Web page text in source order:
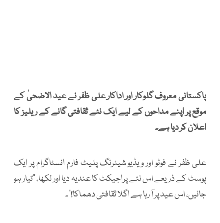
پاکستانی معروف گلوکار اور اداکار علی ظفر نے عید الاضحیٰ کے
موقع پر اپنے مداحوں کے لیے ایک نئے ثقافتی گانے کے ریلیز کا
اعلان کر دیا ہے۔
علی ظفر نے فوٹو اور ویڈیو شیئرنگ پلیٹ فارم انسٹاگرام پر ایک
پوسٹ کے ذریعے اس نئے پراجیکٹ کا عندیہ دیا اور لکھا، "تیار ہو
جائیں، اس عید پر آ رہا ہے اگلا ثقافتی دھماکا!"۔